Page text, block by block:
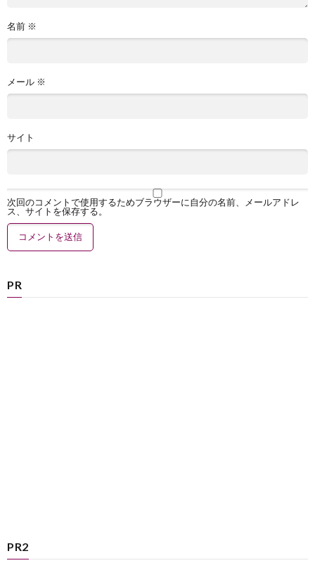
名前 ※
メール ※
サイト
次回のコメントで使用するためブラウザーに自分の名前、メールアドレ
ス、サイトを保存する。
PR
PR2